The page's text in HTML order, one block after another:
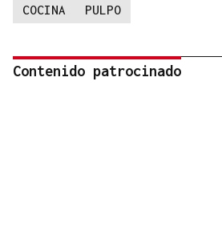
COCINA PULPO
Contenido patrocinado